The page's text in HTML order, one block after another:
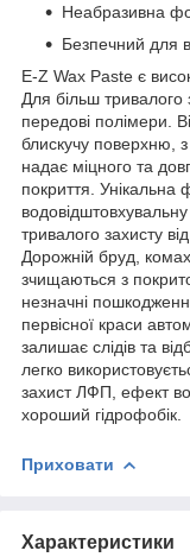
Неабразивна
Безпечний для
E-Z Wax Paste є
Для більш тривалого
передові полімери.
блискучу поверхню,
надає міцного та
покриття.
тривалого захисту
Дорожній бруд,
зчищаються з
незначні
первісної краси
залишає слідів та
легко
захист ЛФП, ефект
хороший гідрофобік.
Приховати
Характеристики